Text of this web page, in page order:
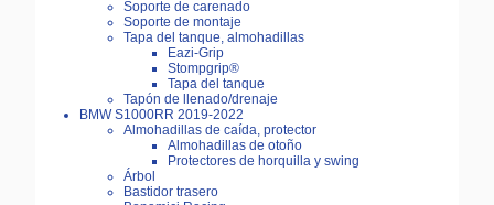
Soporte de carenado
Soporte de montaje
Tapa del tanque, almohadillas
Eazi-Grip
Stompgrip®
Tapa del tanque
Tapón de llenado/drenaje
BMW S1000RR 2019-2022
Almohadillas de caída, protector
Almohadillas de otoño
Protectores de horquilla y swing
Árbol
Bastidor trasero